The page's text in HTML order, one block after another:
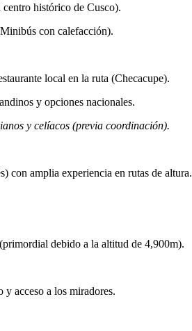
histórico de Cusco).
con calefacción).
local en la ruta (Checacupe).
y opciones nacionales.
y celíacos (previa coordinación).
con amplia experiencia en rutas de altura.
debido a la altitud de 4,900m).
acceso a los miradores.